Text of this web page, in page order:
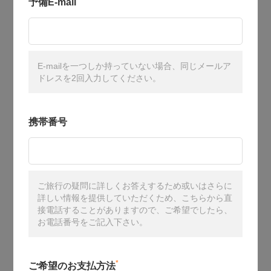
E-mailを一つしか持っていない場合、同じメールア
ドレスを2回入力してください。
携帯番号
ご旅行の疑問に詳しくお答えするため或いはさらに
詳しい情報を提供していただくため、こちらから直
接電話することがありますので、ご希望でしたら、
お電話番号をご記入下さい。
ご希望のお支払方法*